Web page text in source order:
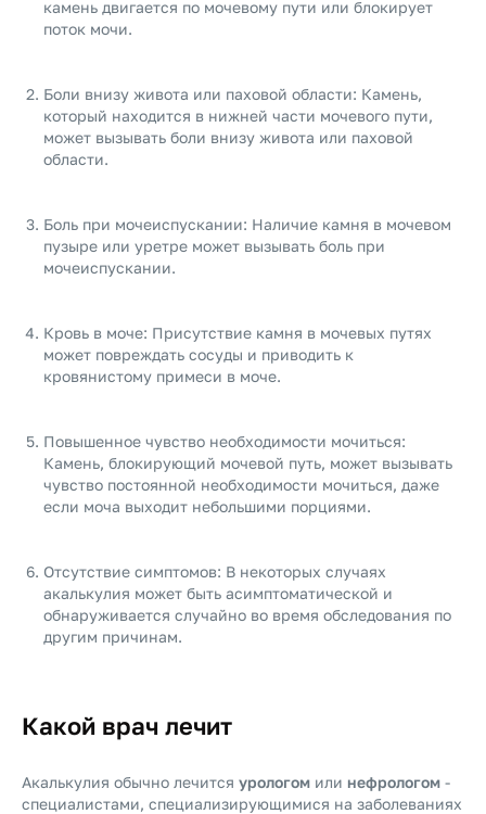
камень двигается по мочевому пути или блокирует
поток мочи.
Боли внизу живота или паховой области: Камень,
который находится в нижней части мочевого пути,
может вызывать боли внизу живота или паховой
области.
Боль при мочеиспускании: Наличие камня в мочевом
пузыре или уретре может вызывать боль при
мочеиспускании.
Кровь в моче: Присутствие камня в мочевых путях
может повреждать сосуды и приводить к
кровянистому примеси в моче.
Повышенное чувство необходимости мочиться:
Камень, блокирующий мочевой путь, может вызывать
чувство постоянной необходимости мочиться, даже
если моча выходит небольшими порциями.
Отсутствие симптомов: В некоторых случаях
акалькулия может быть асимптоматической и
обнаруживается случайно во время обследования по
другим причинам.
Какой врач лечит
Акалькулия обычно лечится урологом или нефрологом -
специалистами, специализирующимися на заболеваниях